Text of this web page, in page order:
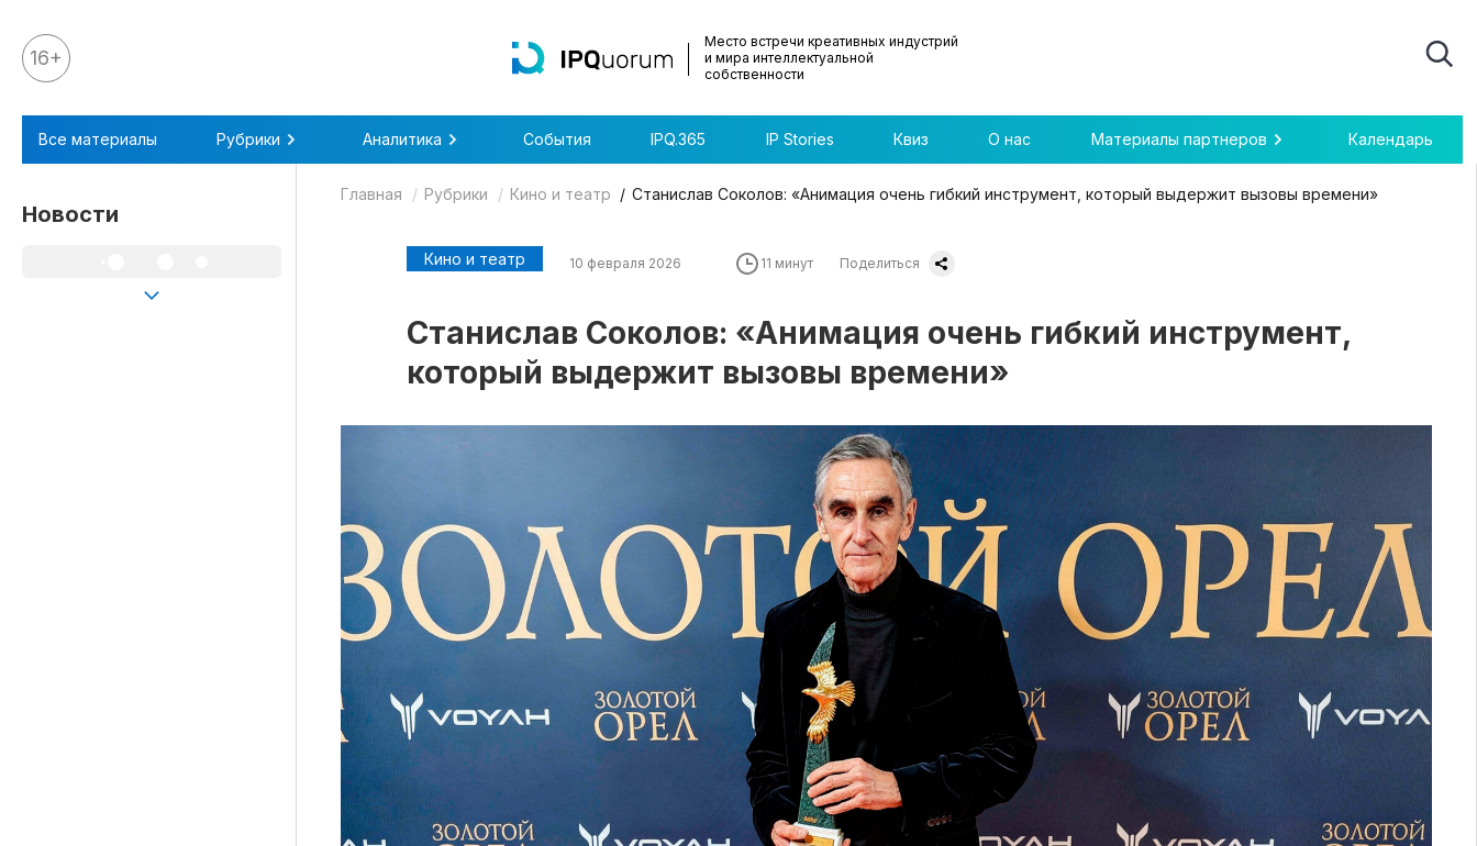
Все материалы
Аналитика
Аналитика
Интеллектуальная собственность и креативные индустрии
16+
Место встречи креативных индустрий
и мира интеллектуальной
собственности
Все материалы Рубрики Аналитика События IPQ.365 IP Stories Квиз О нас Материалы партнеров Календарь
Новости
Главная Рубрики Кино и театр Станислав Соколов: «Анимация очень гибкий инструмент, который выдержит вызовы времени»
Кино и театр 10 февраля 2026 11 минут Поделиться
Станислав Соколов: «Анимация очень гибкий инструмент,
который выдержит вызовы времени»